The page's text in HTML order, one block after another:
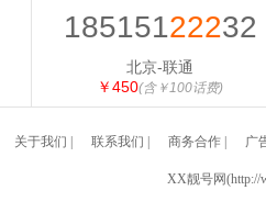
18515122232
北京-联通
￥450(含￥100话费)
关于我们 联系我们 商务合作| 广
XX靓号网(http://